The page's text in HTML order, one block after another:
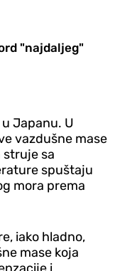
"najdaljeg"
Japanu. U
vazdušne mase
struje sa
spuštaju
mora prema
iako hladno,
mase koja